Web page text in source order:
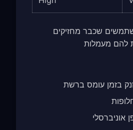
שכבר מחזיקים
בזמן עומס ברשת
אוניברסלי